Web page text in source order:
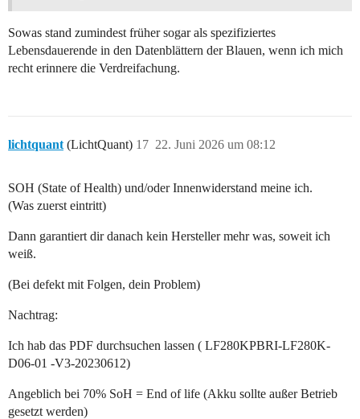
Sowas stand zumindest früher sogar als spezifiziertes
Lebensdauerende in den Datenblättern der Blauen, wenn ich mich
recht erinnere die Verdreifachung.
lichtquant (LichtQuant) 22. Juni 2026 um 08:12
17
SOH (State of Health) und/oder Innenwiderstand meine ich.
(Was zuerst eintritt)
Dann garantiert dir danach kein Hersteller mehr was, soweit ich
weiß.
(Bei defekt mit Folgen, dein Problem)
Nachtrag:
Ich hab das PDF durchsuchen lassen ( LF280KPBRI-LF280K-
D06-01 -V3-20230612)
Angeblich bei 70% SoH = End of life (Akku sollte außer Betrieb
gesetzt werden)